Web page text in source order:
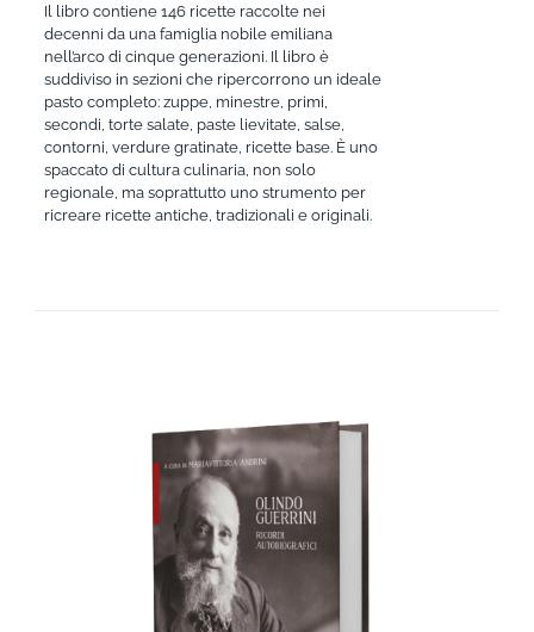
Il libro contiene 146 ricette raccolte nei
decenni da una famiglia nobile emiliana
nell’arco di cinque generazioni. Il libro è
suddiviso in sezioni che ripercorrono un ideale
pasto completo: zuppe, minestre, primi,
secondi, torte salate, paste lievitate, salse,
contorni, verdure gratinate, ricette base. È uno
spaccato di cultura culinaria, non solo
regionale, ma soprattutto uno strumento per
ricreare ricette antiche, tradizionali e originali.
AGGIUNGI AL CARRELLO